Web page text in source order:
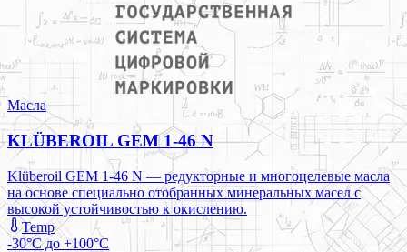
Масла
KLÜBEROIL GEM 1-46 N
Klüberoil GEM 1-46 N — редукторные и многоцелевые масла
на основе специально отобранных минеральных масел с
высокой устойчивостью к окислению.
Temp
-30°C до +100°C